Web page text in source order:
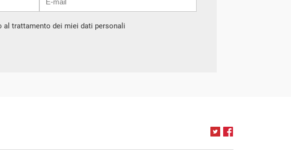
trattamento dei miei dati personali